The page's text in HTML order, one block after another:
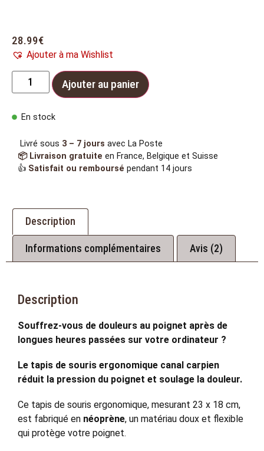
28.99€
Ajouter à ma Wishlist
Ajouter au panier
En stock
Livré sous 3 – 7 jours avec La Poste
📦 Livraison gratuite en France, Belgique et Suisse
👍 Satisfait ou remboursé pendant 14 jours
Description
Informations complémentaires Avis (2)
Description
Souffrez-vous de douleurs au poignet après de
longues heures passées sur votre ordinateur ?
Le tapis de souris ergonomique canal carpien
réduit la pression du poignet et soulage la douleur.
Ce tapis de souris ergonomique, mesurant 23 x 18 cm,
est fabriqué en néoprène, un matériau doux et flexible
qui protège votre poignet.